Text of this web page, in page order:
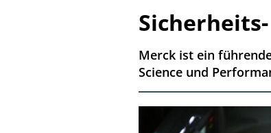
Merck ist ein
Science und